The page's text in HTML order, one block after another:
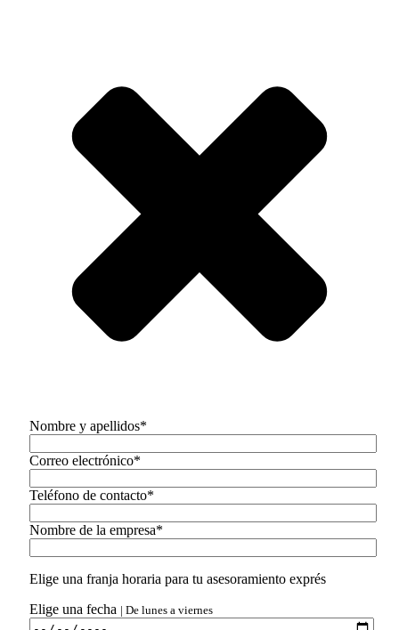
Nombre y apellidos*
Correo electrónico*
Teléfono de contacto*
Nombre de la empresa*
Elige una franja horaria para tu asesoramiento exprés
Elige una fecha | De lunes a viernes